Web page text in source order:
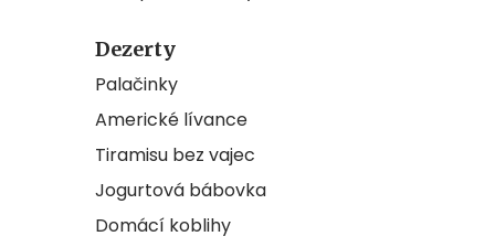
Dezerty
Palačinky
Americké lívance
Tiramisu bez vajec
Jogurtová bábovka
Domácí koblihy